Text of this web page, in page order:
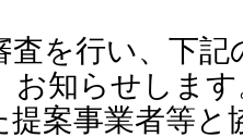
査を行い、下
お知らせしま
案事業者等と